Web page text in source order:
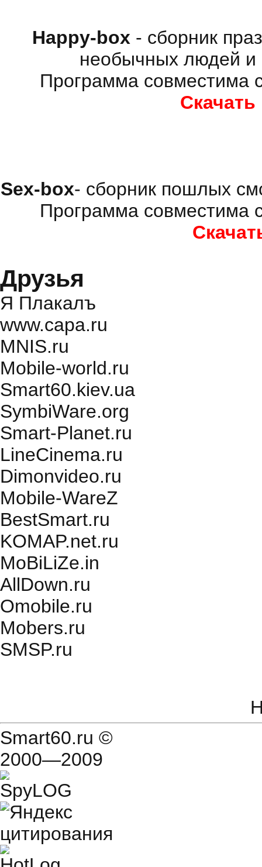
Happy-box - сборник
необычных людей и
Программа совместима
Sex-box- сборник пошлых
Программа совместима
Друзья
Я Плакалъ
www.capa.ru
MNIS.ru
Mobile-world.ru
Smart60.kiev.ua
SymbiWare.org
Smart-Planet.ru
LineCinema.ru
Dimonvideo.ru
Mobile-WareZ
BestSmart.ru
KOMAP.net.ru
MoBiLiZe.in
AllDown.ru
Оmobile.ru
Mobers.ru
SMSP.ru
Smart60.ru ©
2000—2009